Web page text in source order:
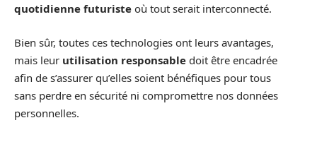
quotidienne futuriste où tout serait interconnecté.
Bien sûr, toutes ces technologies ont leurs avantages,
mais leur utilisation responsable doit être encadrée
afin de s’assurer qu’elles soient bénéfiques pour tous
sans perdre en sécurité ni compromettre nos données
personnelles.